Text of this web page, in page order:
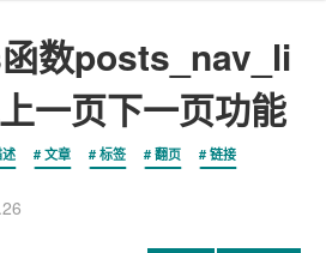
数posts_nav_li
一页下一页功能
文章 标签 翻页 链接